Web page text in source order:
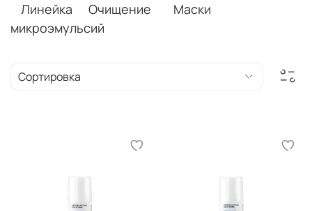
Линейка
микроэмульсий
Очищение Маски